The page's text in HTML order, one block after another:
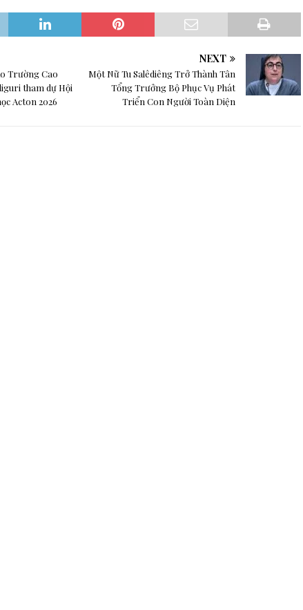
Trường Cao
tham dự Hội
Acton 2026
NEXT
Một Nữ Tu Salêdiêng Trở Thành Tân
Tổng Trưởng Bộ Phục Vụ Phát
Triển Con Người Toàn Diện